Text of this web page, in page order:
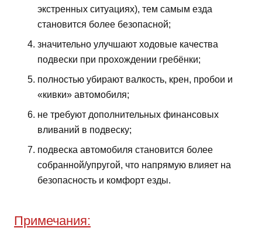
экстренных ситуациях), тем самым езда
становится более безопасной;
значительно улучшают ходовые качества
подвески при прохождении гребёнки;
полностью убирают валкость, крен, пробои и
«кивки» автомобиля;
не требуют дополнительных финансовых
вливаний в подвеску;
подвеска автомобиля становится более
собранной/упругой, что напрямую влияет на
безопасность и комфорт езды.
Примечания: